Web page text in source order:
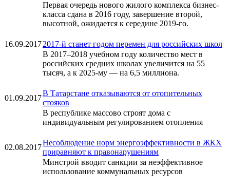
Первая очередь нового жилого комплекса бизнес-
класса сдана в 2016 году, завершение второй,
высотной, ожидается к середине 2019-го.
16.09.20172017-й станет годом перемен для российских школ
В 2017–2018 учебном году количество мест в
российских средних школах увеличится на 55
тысяч, а к 2025-му — на 6,5 миллиона.
01.09.2017
В Татарстане отказываются от отопительных
стояков
В республике массово строят дома с
индивидуальным регулированием отопления
02.08.2017
Несоблюдение норм энергоэффективности в ЖКХ
приравняют к правонарушениям
Минстрой вводит санкции за неэффективное
использование коммунальных ресурсов